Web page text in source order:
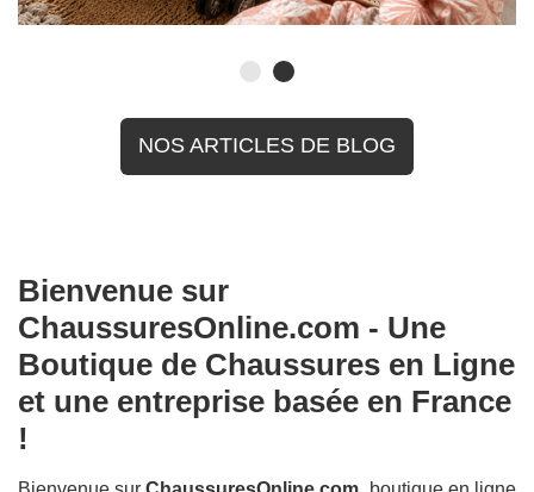
NOS ARTICLES DE BLOG
Bienvenue sur
ChaussuresOnline.com - Une
Boutique de Chaussures en Ligne
et une entreprise basée en France
!